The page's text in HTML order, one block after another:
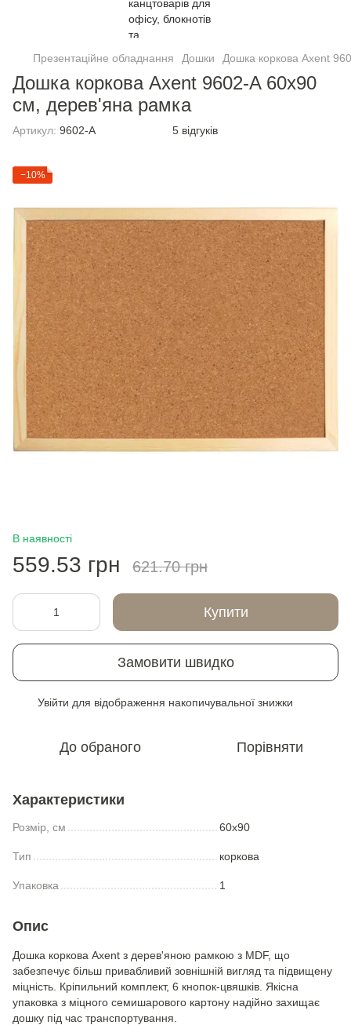
Презентаційне обладнання Дошки Дошка коркова Axent
Дошка коркова Axent 9602-A 60х90
см, дерев'яна рамка
Артикул: 9602-A 5 відгуків
−10%
В наявності
559.53 грн 621.70 грн
Купити
Замовити швидко
Увійти для відображення накопичувальної знижки
До обраного Порівняти
Характеристики
Розмір, см 60x90
Тип коркова
Упаковка 1
Опис
Дошка коркова Axent з дерев'яною рамкою з MDF, що
забезпечує більш привабливий зовнішній вигляд та підвищену
міцність. Кріпильний комплект, 6 кнопок-цвяшків. Якісна
упаковка з міцного семишарового картону надійно захищає
дошку під час транспортування.